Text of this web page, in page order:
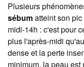
Plusieurs
sébumatteint son
midi-14h : c'est pour
plus l'après-midi
dense et la perte
minimum, la peau